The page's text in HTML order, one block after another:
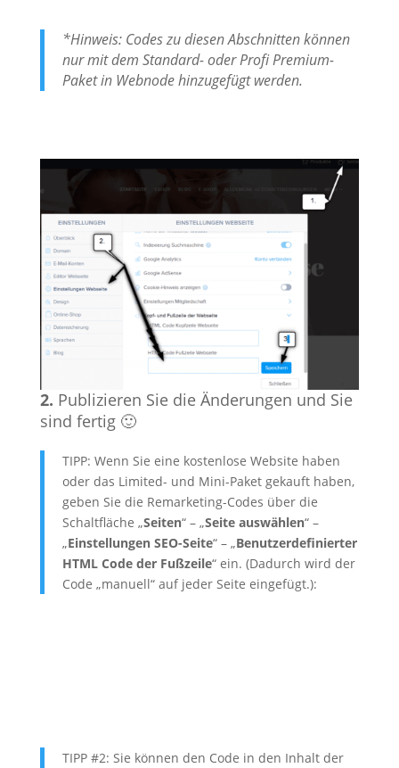
*Hinweis: Codes zu diesen Abschnitten können
nur mit dem Standard- oder Profi Premium-
Paket in Webnode hinzugefügt werden.
2. Publizieren Sie die Änderungen und Sie
sind fertig 🙂
TIPP: Wenn Sie eine kostenlose Website haben
oder das Limited- und Mini-Paket gekauft haben,
geben Sie die Remarketing-Codes über die
Schaltfläche „Seiten“ – „Seite auswählen“ –
„Einstellungen SEO-Seite“ – „Benutzerdefinierter
HTML Code der Fußzeile“ ein. (Dadurch wird der
Code „manuell“ auf jeder Seite eingefügt.):
TIPP #2: Sie können den Code in den Inhalt der